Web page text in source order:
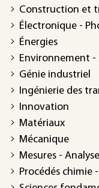
Construction et
Électronique -
Énergies
Environnement -
Génie industriel
Ingénierie des
Innovation
Matériaux
Mécanique
Mesures -
Procédés chimie